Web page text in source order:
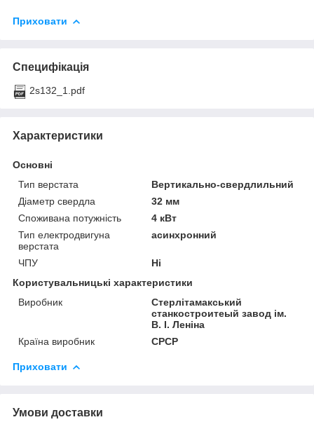
Приховати
Специфікація
2s132_1.pdf
Характеристики
Основні
Тип верстата
Вертикально-свердлильний
Діаметр свердла
32 мм
Споживана потужність
4 кВт
Тип електродвигуна
верстата
асинхронний
ЧПУ
Ні
Користувальницькі характеристики
Виробник
Стерлітамакський
станкостроитеый завод ім.
В. І. Леніна
Країна виробник
СРСР
Приховати
Умови доставки